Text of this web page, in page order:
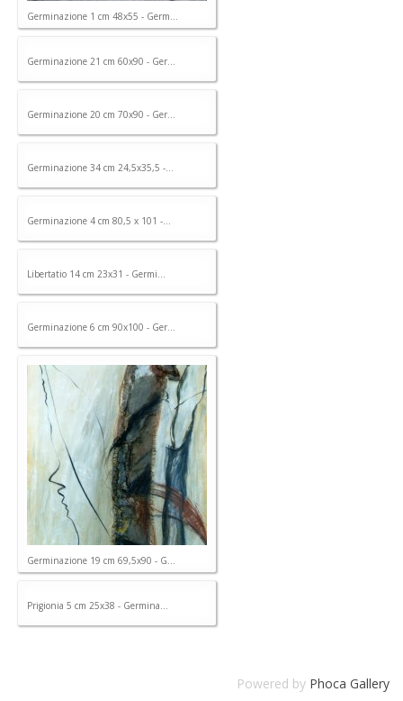
Germinazione 1 cm 48x55 - Germ...
Germinazione 21 cm 60x90 - Ger...
Germinazione 20 cm 70x90 - Ger...
Germinazione 34 cm 24,5x35,5 -...
Germinazione 4 cm 80,5 x 101 -...
Libertatio 14 cm 23x31 - Germi...
Germinazione 6 cm 90x100 - Ger...
Germinazione 19 cm 69,5x90 - G...
Prigionia 5 cm 25x38 - Germina...
Powered by Phoca Gallery